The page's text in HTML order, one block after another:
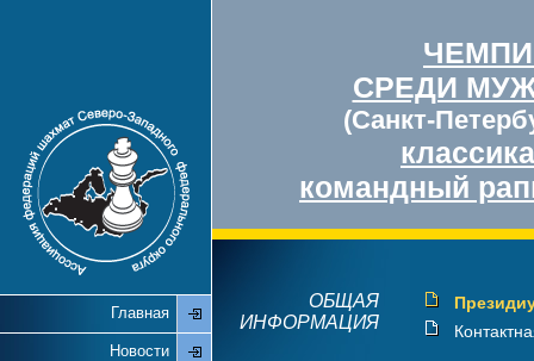
СРЕДИ
(Санкт-
классика
командный
Главная
Новости
ОБЩАЯ
ИНФОРМАЦИЯ